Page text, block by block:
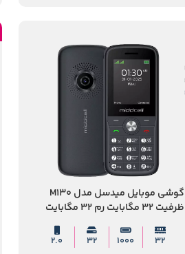
گوشی موبایل میدسل مدل M130
ظرفیت 32 مگابایت رم 32 مگابایت
۳۲ 1000 ۳۲ 2.0